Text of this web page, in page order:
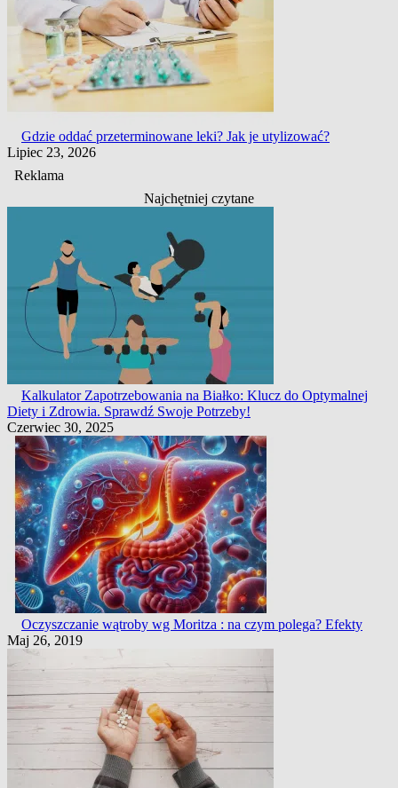
Gdzie oddać przeterminowane leki? Jak je utylizować?
Lipiec 23, 2026
Reklama
Najchętniej czytane
Kalkulator Zapotrzebowania na Białko: Klucz do Optymalnej
Diety i Zdrowia. Sprawdź Swoje Potrzeby!
Czerwiec 30, 2025
Oczyszczanie wątroby wg Moritza : na czym polega? Efekty
Maj 26, 2019